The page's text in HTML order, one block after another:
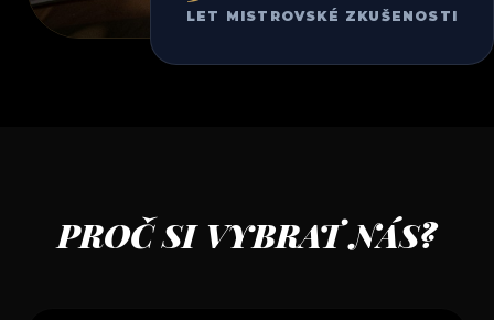
LET MISTROVSKÉ ZKUŠENOSTI
PROČ SI VYBRAT NÁS?